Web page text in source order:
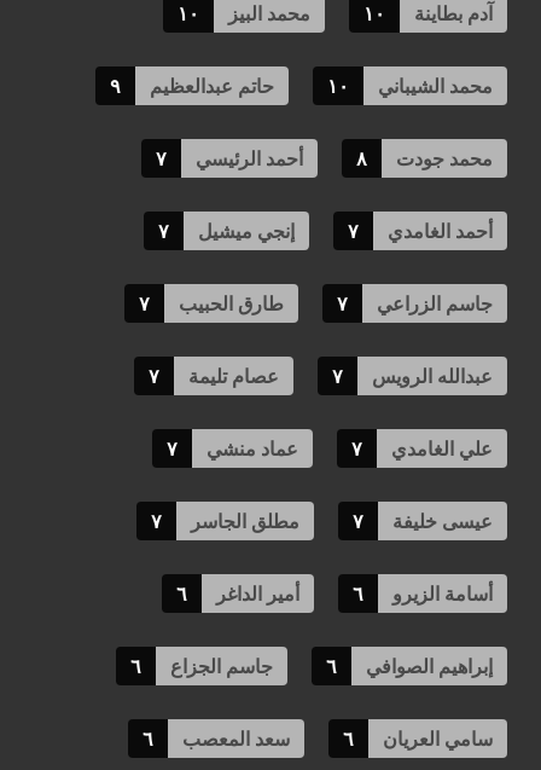
آدم بطاينة ١٠ محمد البيز ١٠
محمد الشيباني ١٠ حاتم عبدالعظيم ٩
محمد جودت ٨ أحمد الرئيسي ٧
أحمد الغامدي ٧ إنجي ميشيل ٧
جاسم الزراعي ٧ طارق الحبيب ٧
عبدالله الرويس ٧ عصام تليمة ٧
علي الغامدي ٧ عماد منشي ٧
عيسى خليفة ٧ مطلق الجاسر ٧
أسامة الزيرو ٦ أمير الداغر ٦
إبراهيم الصوافي ٦ جاسم الجزاع ٦
سامي العريان ٦ سعد المعصب ٦